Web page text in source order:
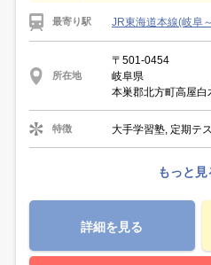
最寄り駅 JR東海道本線(岐阜
所在地
〒501-0454
岐阜県
本巣郡北方町高屋白
特徴 大手学習塾, 定期テ
もっと見
詳細を見る